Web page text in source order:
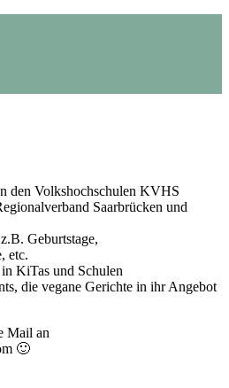
den Volkshochschulen KVHS
Saarbrücken und
Geburtstage,
etc.
KiTas und Schulen
die vegane Gerichte in ihr Angebot
Mail an
🙂